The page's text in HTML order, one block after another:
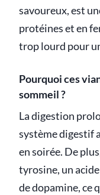
savoureux, est
protéines et en
trop lourd pour
Pourquoi ces
sommeil ?
La digestion
système digestif
en soirée. De
tyrosine, un
de dopamine, ce